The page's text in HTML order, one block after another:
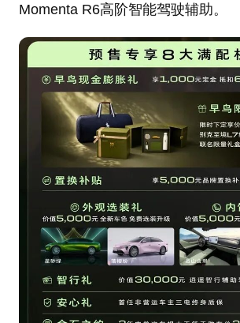
Momenta R6高阶智能驾驶辅助。